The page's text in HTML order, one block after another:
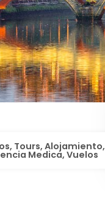
Tours, Alojamiento,
Medica, Vuelos